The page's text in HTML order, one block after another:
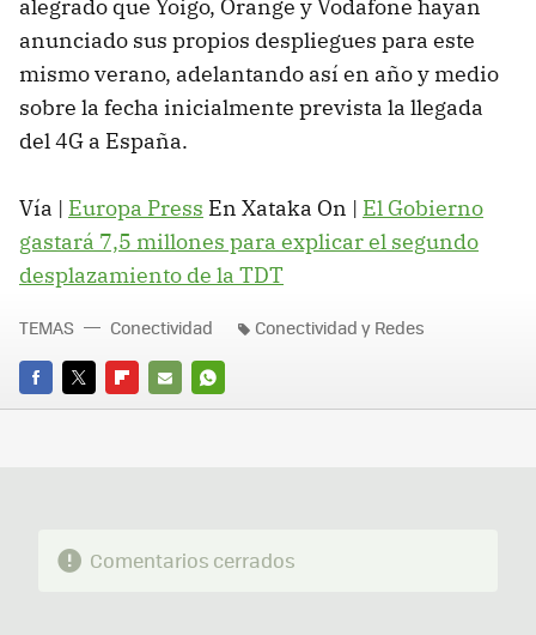
alegrado que Yoigo, Orange y Vodafone hayan
anunciado sus propios despliegues para este
mismo verano, adelantando así en año y medio
sobre la fecha inicialmente prevista la llegada
del 4G a España.
Vía | Europa Press En Xataka On | El Gobierno
gastará 7,5 millones para explicar el segundo
desplazamiento de la TDT
FACEBOOK
TWITTERFLIPBOARD
E-
WHATSAPP
TEMAS Conectividad Conectividad y Redes
Comentarios cerrados